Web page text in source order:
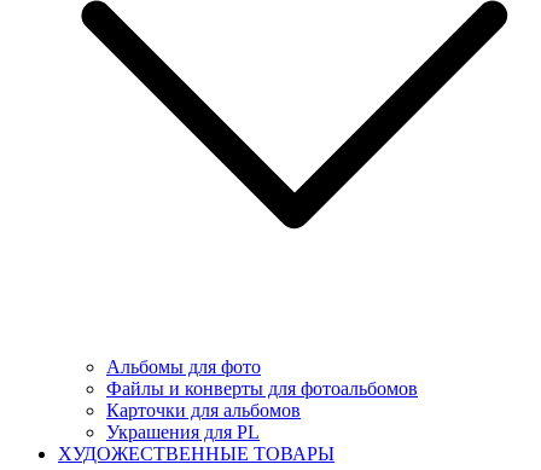
Альбомы для фото
Файлы и конверты для фотоальбомов
Карточки для альбомов
Украшения для PL
ХУДОЖЕСТВЕННЫЕ ТОВАРЫ